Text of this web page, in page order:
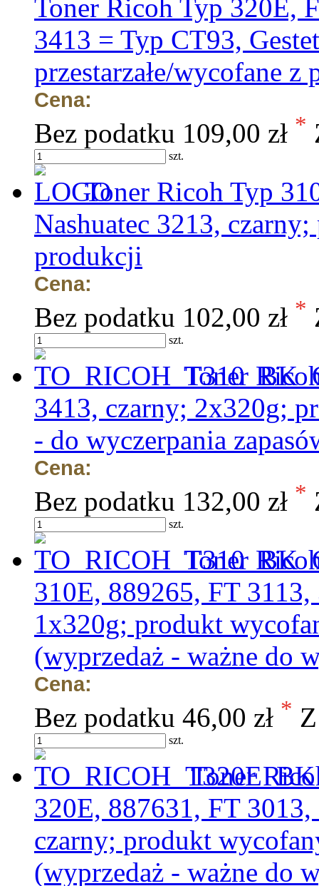
Toner Ricoh Typ 320E,
3413 = Typ CT93,
przestarzałe/wycofane z
Cena:
Bez podatku 109,00 zł *
szt.
Toner Ricoh Typ
Nashuatec 3213, czarny;
produkcji
Cena:
Bez podatku 102,00 zł *
szt.
Toner
3413, czarny; 2x320g;
- do wyczerpania
Cena:
Bez podatku 132,00 zł *
szt.
Toner
310E, 889265, FT
1x320g; produkt
(wyprzedaż - ważne do
Cena:
Bez podatku 46,00 zł *
szt.
Toner
320E, 887631, FT
czarny; produkt
(wyprzedaż - ważne do